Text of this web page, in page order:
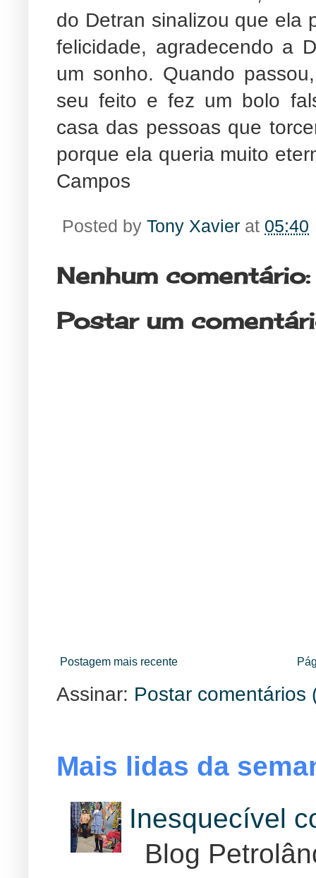
do Detran sinalizou que ela
felicidade, agradecendo a
um sonho. Quando
seu feito e fez um bolo
casa das pessoas que
porque ela queria muito
Campos
Posted by Tony Xavier at 05:40
Nenhum comentário:
Postar um
Postagem mais recente
Assinar: Postar comentários
Mais lidas da
Inesquecível
Blog